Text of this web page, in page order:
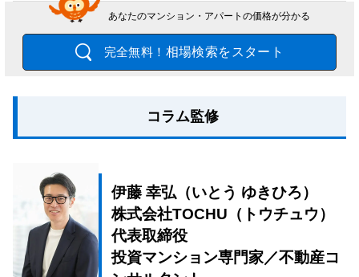
あなたのマンション・アパートの価格が分かる
完全無料！ 相場検索をスタート
コラム監修
伊藤 幸弘（いとう ゆきひろ）
株式会社TOCHU（トウチュウ）
代表取締役
投資マンション専門家／不動産コ